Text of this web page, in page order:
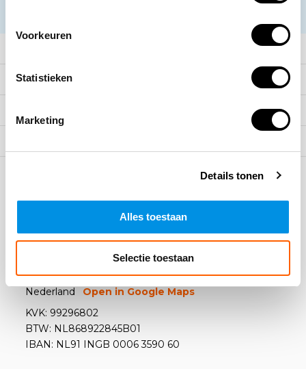
Voorkeuren
Statistieken
Marketing
Details tonen
Alles toestaan
Selectie toestaan
Klantenservice
Arbowinkel B.V.
3905 NR Veenendaal
Nederland
Open in Google Maps
KVK: 99296802
BTW: NL868922845B01
IBAN: NL91 INGB 0006 3590 60